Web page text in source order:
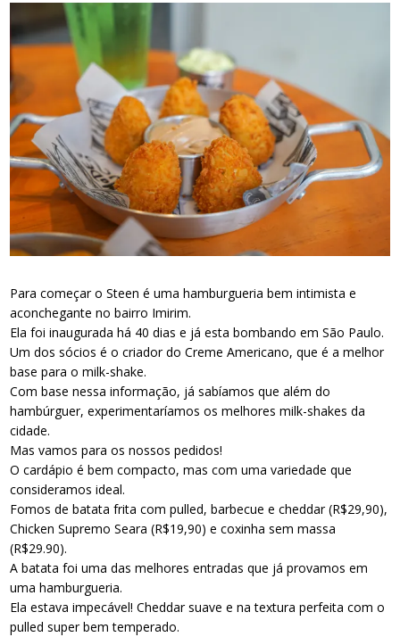
Para começar o Steen é uma hamburgueria bem intimista e
aconchegante no bairro Imirim.
Ela foi inaugurada há 40 dias e já esta bombando em São Paulo.
Um dos sócios é o criador do Creme Americano, que é a melhor
base para o milk-shake.
Com base nessa informação, já sabíamos que além do
hambúrguer, experimentaríamos os melhores milk-shakes da
cidade.
Mas vamos para os nossos pedidos!
O cardápio é bem compacto, mas com uma variedade que
consideramos ideal.
Fomos de batata frita com pulled, barbecue e cheddar (R$29,90),
Chicken Supremo Seara (R$19,90) e coxinha sem massa
(R$29.90).
A batata foi uma das melhores entradas que já provamos em
uma hamburgueria.
Ela estava impecável! Cheddar suave e na textura perfeita com o
pulled super bem temperado.